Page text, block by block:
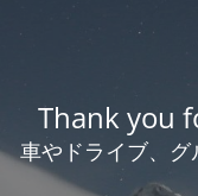
Thank you
車やドライブ、